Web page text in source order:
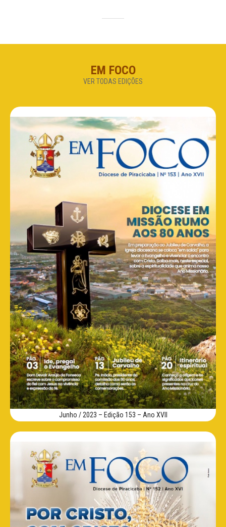
EM FOCO
VER TODAS EDIÇÕES
Junho / 2023 – Edição 153 – Ano XVII